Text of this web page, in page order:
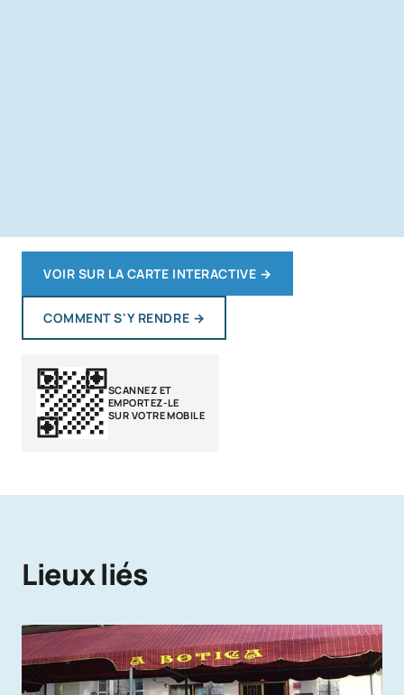
VOIR SUR LA CARTE INTERACTIVE →
COMMENT S'Y RENDRE →
SCANNEZ ET
EMPORTEZ-LE
SUR VOTRE MOBILE
Lieux liés